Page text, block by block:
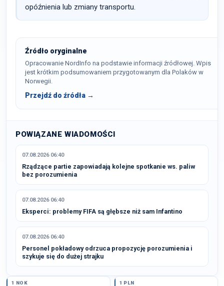
opóźnienia lub zmiany transportu.
Źródło oryginalne
Opracowanie NordInfo na podstawie informacji źródłowej. Wpis
jest krótkim podsumowaniem przygotowanym dla Polaków w
Norwegii.
Przejdź do źródła →
POWIĄZANE WIADOMOŚCI
07.08.2026 06:40
Rządzące partie zapowiadają kolejne spotkanie ws. paliw
bez porozumienia
07.08.2026 06:40
Eksperci: problemy FIFA są głębsze niż sam Infantino
07.08.2026 06:40
Personel pokładowy odrzuca propozycję porozumienia i
szykuje się do dużej strajku
1 NOK 1 PLN